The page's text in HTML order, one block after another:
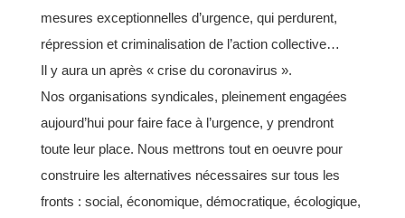
mesures exceptionnelles d’urgence, qui perdurent,
répression et criminalisation de l’action collective…
Il y aura un après « crise du coronavirus ».
Nos organisations syndicales, pleinement engagées
aujourd’hui pour faire face à l’urgence, y prendront
toute leur place. Nous mettrons tout en oeuvre pour
construire les alternatives nécessaires sur tous les
fronts : social, économique, démocratique, écologique,